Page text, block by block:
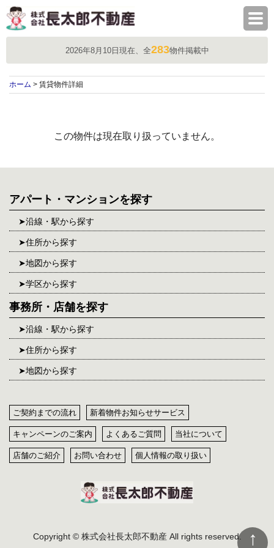
2026年8月10日現在、全283物件掲載中
ホーム > 賃貸物件詳細
この物件は現在取り扱っていません。
アパート・マンションを探す
沿線・駅から探す
住所から探す
地図から探す
学区から探す
事務所・店舗を探す
沿線・駅から探す
住所から探す
地図から探す
ご契約までの流れ 新着物件お知らせサービス
キャンペーンのご案内 よくあるご質問 当社について
店舗のご紹介 お問い合わせ 個人情報の取り扱い
Copyright © 株式会社長太郎不動産 All rights reserved.